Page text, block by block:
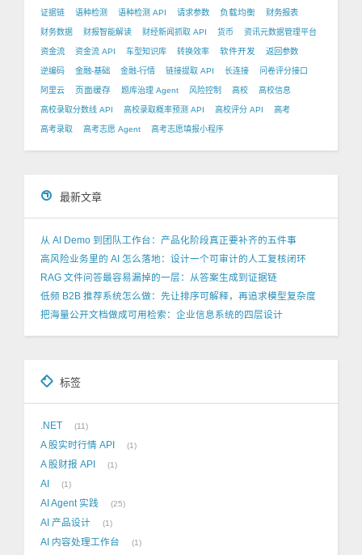
证据链 语种检测 语种检测 API 请求参数 负载均衡 财务报表
财务数据 财报智能解读 财经新闻抓取 API 货币 资讯元数据管理平台
资金流 资金流 API 车型知识库 转换效率 软件开发 返回参数
逆编码 金融-基础 金融-行情 链接提取 API 长连接 问卷评分接口
阿里云 页面缓存 题库治理 Agent 风险控制 高校 高校信息
高校录取分数线 API 高校录取概率预测 API 高校评分 API 高考
高考录取 高考志愿 Agent 高考志愿填报小程序
最新文章
从 AI Demo 到团队工作台：产品化阶段真正要补齐的五件事
高风险业务里的 AI 怎么落地：设计一个可审计的人工复核闭环
RAG 文件问答最容易漏掉的一层：从答案生成到证据链
低频 B2B 推荐系统怎么做：先让排序可解释，再追求模型复杂度
把海量公开文档做成可用检索：企业信息系统的四层设计
标签
.NET 11
A 股实时行情 API 1
A 股财报 API 1
AI 1
AI Agent 实践 25
AI 产品设计 1
AI 内容处理工作台 1